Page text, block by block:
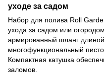
уходе за садом
Набор для полива Roll
ухода за садом или
армированный шланг
многофункциональный
Компактная катушка
заломов.